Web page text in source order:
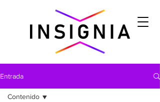
Entrada
Contenido